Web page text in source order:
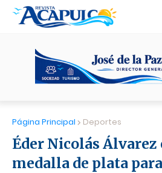
Página Principal Deportes
Éder Nicolás Álvarez
medalla de plata